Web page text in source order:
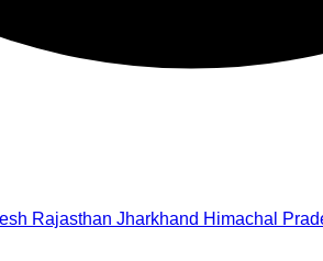
Rajasthan Jharkhand Himachal